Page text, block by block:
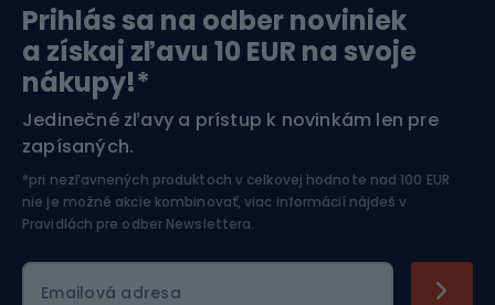
Orientačný beh
Lyžovanie
Športová elektronika
Jazdectvo
Prihlás sa na odber noviniek
a získaj zľavu 10 EUR na svoje
nákupy!*
Jedinečné zľavy a prístup k novinkám len pre
zapísaných.
*pri nezľavnených produktoch v celkovej hodnote nad 100 EUR
nie je možné akcie kombinovať, viac informácií nájdeš v
Pravidlách pre odber Newslettera.
Emailová adresa